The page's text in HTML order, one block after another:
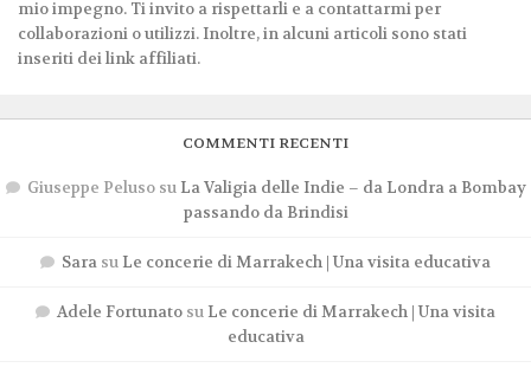
mio impegno. Ti invito a rispettarli e a contattarmi per
collaborazioni o utilizzi. Inoltre, in alcuni articoli sono stati
inseriti dei link affiliati.
COMMENTI RECENTI
Giuseppe Pelusosu La Valigia delle Indie – da Londra a Bombay
passando da Brindisi
Sara su Le concerie di Marrakech | Una visita educativa
Adele Fortunato su Le concerie di Marrakech | Una visita
educativa